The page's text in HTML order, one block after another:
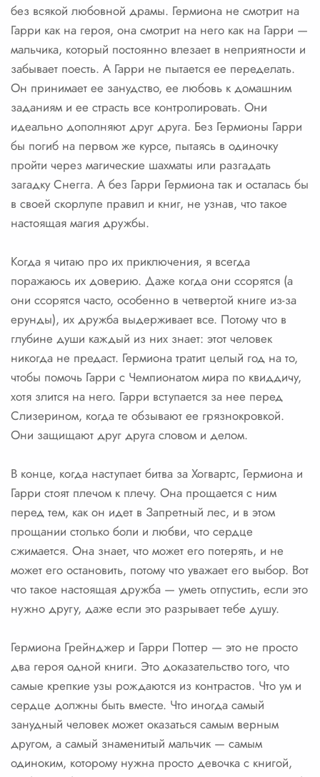
без всякой любовной драмы. Гермиона не смотрит на
Гарри как на героя, она смотрит на него как на Гарри —
мальчика, который постоянно влезает в неприятности и
забывает поесть. А Гарри не пытается ее переделать.
Он принимает ее занудство, ее любовь к домашним
заданиям и ее страсть все контролировать. Они
идеально дополняют друг друга. Без Гермионы Гарри
бы погиб на первом же курсе, пытаясь в одиночку
пройти через магические шахматы или разгадать
загадку Снегга. А без Гарри Гермиона так и осталась бы
в своей скорлупе правил и книг, не узнав, что такое
настоящая магия дружбы.
Когда я читаю про их приключения, я всегда
поражаюсь их доверию. Даже когда они ссорятся (а
они ссорятся часто, особенно в четвертой книге из-за
ерунды), их дружба выдерживает все. Потому что в
глубине души каждый из них знает: этот человек
никогда не предаст. Гермиона тратит целый год на то,
чтобы помочь Гарри с Чемпионатом мира по квиддичу,
хотя злится на него. Гарри вступается за нее перед
Слизерином, когда те обзывают ее грязнокровкой.
Они защищают друг друга словом и делом.
В конце, когда наступает битва за Хогвартс, Гермиона и
Гарри стоят плечом к плечу. Она прощается с ним
перед тем, как он идет в Запретный лес, и в этом
прощании столько боли и любви, что сердце
сжимается. Она знает, что может его потерять, и не
может его остановить, потому что уважает его выбор. Вот
что такое настоящая дружба — уметь отпустить, если это
нужно другу, даже если это разрывает тебе душу.
Гермиона Грейнджер и Гарри Поттер — это не просто
два героя одной книги. Это доказательство того, что
самые крепкие узы рождаются из контрастов. Что ум и
сердце должны быть вместе. Что иногда самый
занудный человек может оказаться самым верным
другом, а самый знаменитый мальчик — самым
одиноким, которому нужна просто девочка с книгой,